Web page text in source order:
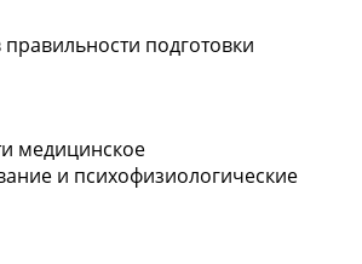
подготовки
медицинское
и психофизиологические